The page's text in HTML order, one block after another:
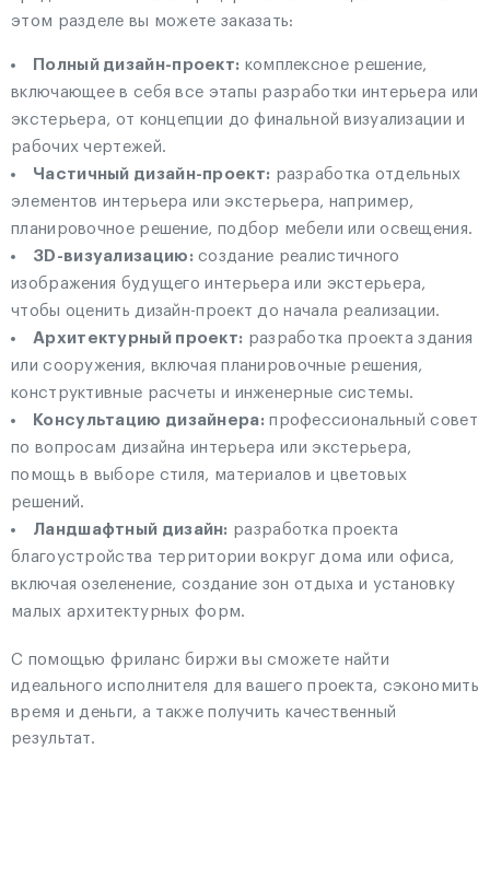
этом разделе вы можете заказать:
Полный дизайн-проект: комплексное решение,
включающее в себя все этапы разработки интерьера или
экстерьера, от концепции до финальной визуализации и
рабочих чертежей.
Частичный дизайн-проект: разработка отдельных
элементов интерьера или экстерьера, например,
планировочное решение, подбор мебели или освещения.
3D-визуализацию:создание реалистичного
изображения будущего интерьера или экстерьера,
чтобы оценить дизайн-проект до начала реализации.
Архитектурный проект: разработка проекта здания
или сооружения, включая планировочные решения,
конструктивные расчеты и инженерные системы.
Консультацию дизайнера:профессиональный совет
по вопросам дизайна интерьера или экстерьера,
помощь в выборе стиля, материалов и цветовых
решений.
Ландшафтный дизайн: разработка проекта
благоустройства территории вокруг дома или офиса,
включая озеленение, создание зон отдыха и установку
малых архитектурных форм.
С помощью фриланс биржи вы сможете найти
идеального исполнителя для вашего проекта, сэкономить
время и деньги, а также получить качественный
результат.